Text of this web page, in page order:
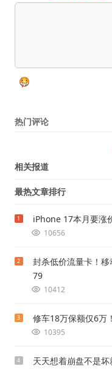
热门评论
相关报道
最热文章排行
1 iPhone 17本月要涨
10656
2
封杀低价流量卡！
79
10412
3 修车18万保额仅6万
10395
4 天天想着崩盘不是